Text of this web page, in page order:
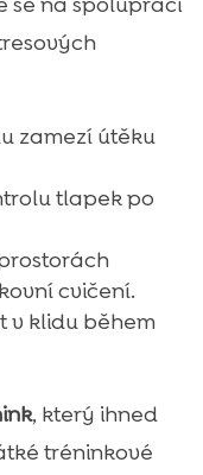
zamezí útěku
tlapek po
cvičení.
v klidu během
, který ihned
tréninkové